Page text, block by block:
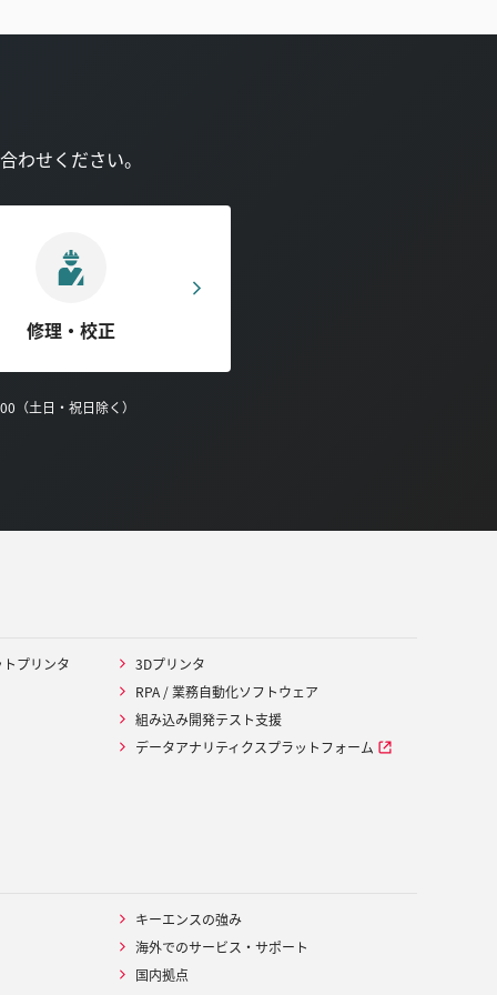
わせください。
修理・校正
（土日・祝日除く）
プリンタ
3Dプリンタ
RPA / 業務自動化ソフトウェア
組み込み開発テスト支援
データアナリティクスプラットフォーム
キーエンスの強み
海外でのサービス・サポート
国内拠点